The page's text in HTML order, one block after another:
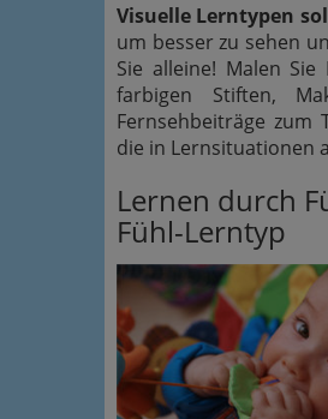
Visuelle Lerntypen
um besser zu sehen
Sie alleine! Malen
farbigen Stiften,
Fernsehbeiträge zum
die in Lernsituationen
Lernen durch
Fühl-Lerntyp